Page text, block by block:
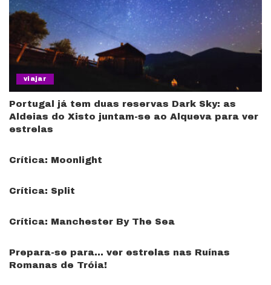
viajar
Portugal já tem duas reservas Dark Sky: as
Aldeias do Xisto juntam-se ao Alqueva para ver
estrelas
Crítica: Moonlight
Crítica: Split
Crítica: Manchester By The Sea
Prepara-se para… ver estrelas nas Ruínas
Romanas de Tróia!